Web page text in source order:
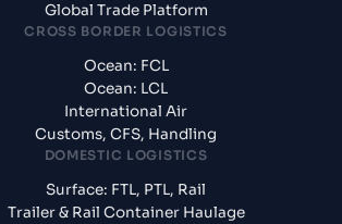
Global Trade Platform
CROSS BORDER LOGISTICS
Ocean: FCL
Ocean: LCL
International Air
Customs, CFS, Handling
DOMESTIC LOGISTICS
Surface: FTL, PTL, Rail
Trailer & Rail Container Haulage